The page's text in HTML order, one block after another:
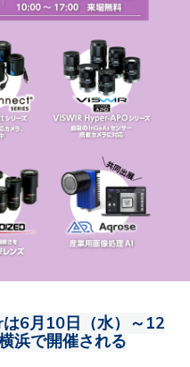
6月10日（水）～12
浜で開催される